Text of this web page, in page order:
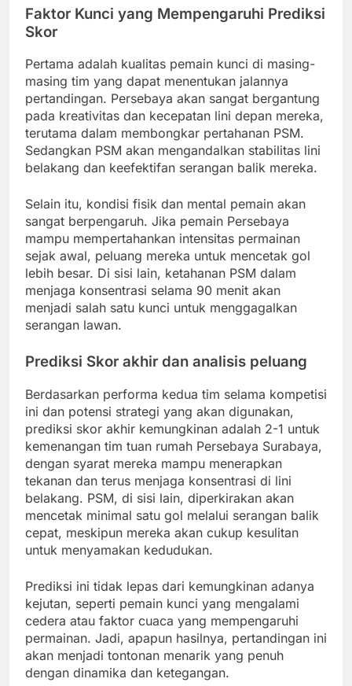
Faktor Kunci yang Mempengaruhi Prediksi
Skor
Pertama adalah kualitas pemain kunci di masing-
masing tim yang dapat menentukan jalannya
pertandingan. Persebaya akan sangat bergantung
pada kreativitas dan kecepatan lini depan mereka,
terutama dalam membongkar pertahanan PSM.
Sedangkan PSM akan mengandalkan stabilitas lini
belakang dan keefektifan serangan balik mereka.
Selain itu, kondisi fisik dan mental pemain akan
sangat berpengaruh. Jika pemain Persebaya
mampu mempertahankan intensitas permainan
sejak awal, peluang mereka untuk mencetak gol
lebih besar. Di sisi lain, ketahanan PSM dalam
menjaga konsentrasi selama 90 menit akan
menjadi salah satu kunci untuk menggagalkan
serangan lawan.
Prediksi Skor akhir dan analisis peluang
Berdasarkan performa kedua tim selama kompetisi
ini dan potensi strategi yang akan digunakan,
prediksi skor akhir kemungkinan adalah 2-1 untuk
kemenangan tim tuan rumah Persebaya Surabaya,
dengan syarat mereka mampu menerapkan
tekanan dan terus menjaga konsentrasi di lini
belakang. PSM, di sisi lain, diperkirakan akan
mencetak minimal satu gol melalui serangan balik
cepat, meskipun mereka akan cukup kesulitan
untuk menyamakan kedudukan.
Prediksi ini tidak lepas dari kemungkinan adanya
kejutan, seperti pemain kunci yang mengalami
cedera atau faktor cuaca yang mempengaruhi
permainan. Jadi, apapun hasilnya, pertandingan ini
akan menjadi tontonan menarik yang penuh
dengan dinamika dan ketegangan.